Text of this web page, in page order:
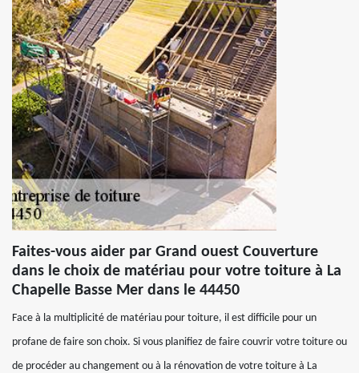
Faites-vous aider par Grand ouest Couverture
dans le choix de matériau pour votre toiture à La
Chapelle Basse Mer dans le 44450
Face à la multiplicité de matériau pour toiture, il est difficile pour un
profane de faire son choix. Si vous planifiez de faire couvrir votre toiture ou
de procéder au changement ou à la rénovation de votre toiture à La